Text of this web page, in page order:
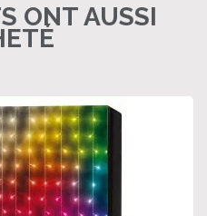
ONT AUSSI